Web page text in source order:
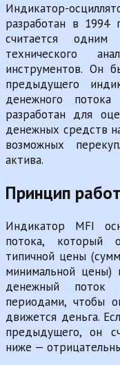
Индикатор-
разработан в 1994
считается одним
технического
инструментов. Он
предыдущего
денежного
разработан для
денежных средств
возможных
актива.
Принцип
Индикатор MFI
потока, который
типичной цены
минимальной цены)
денежный поток
периодами, чтобы
движется деньга.
предыдущего, он
ниже —